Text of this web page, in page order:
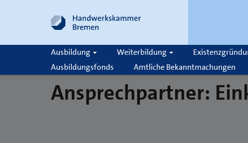
Ausbildung Weiterbildung
Ausbildungsfonds
Amtliche Bekanntmachungen
Suche
Ansprechpartner: